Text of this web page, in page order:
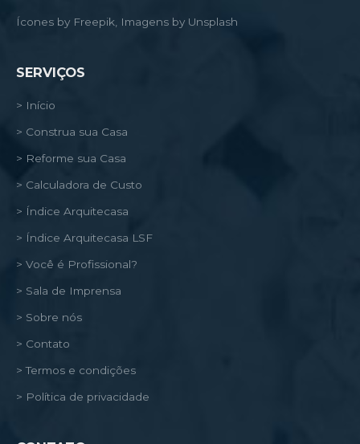
Ícones by Freepik, Imagens by Unsplash
SERVIÇOS
> Início
> Construa sua Casa
> Reforme sua Casa
> Calculadora de Custo
> Índice Arquitecasa
> Índice Arquitecasa LSF
> Você é Profissional?
> Sala de Imprensa
> Sobre nós
> Contato
> Termos e condições
> Política de privacidade